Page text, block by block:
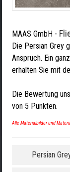
MAAS GmbH -
Die Persian Grey
Anspruch. Ein
erhalten Sie mit
Die Bewertung
von 5 Punkten.
Alle Materialbilder und
Persian